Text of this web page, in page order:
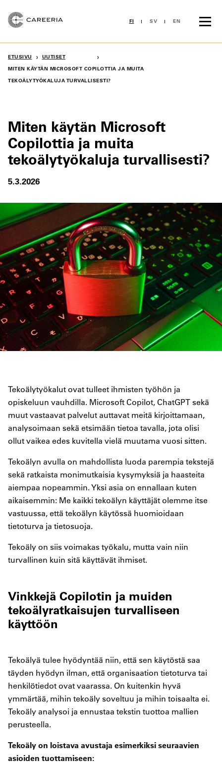
sisältöön
FI SV EN
ETUSIVU › UUTISET ›
MITEN KÄYTÄN MICROSOFT COPILOTTIA JA MUITA
TEKOÄLYTYÖKALUJA TURVALLISESTI?
Miten käytän Microsoft
Copilottia ja muita
tekoälytyökaluja turvallisesti?
5.3.2026
Tekoälytyökalut ovat tulleet ihmisten työhön ja
opiskeluun vauhdilla. Microsoft Copilot, ChatGPT sekä
muut vastaavat palvelut auttavat meitä kirjoittamaan,
analysoimaan sekä etsimään tietoa tavalla, jota olisi
ollut vaikea edes kuvitella vielä muutama vuosi sitten.
Tekoälyn avulla on mahdollista luoda parempia tekstejä
sekä ratkaista monimutkaisia kysymyksiä ja haasteita
aiempaa nopeammin. Yksi asia on ennallaan kuten
aikaisemmin: Me kaikki tekoälyn käyttäjät olemme itse
vastuussa, että tekoälyn käytössä huomioidaan
tietoturva ja tietosuoja.
Tekoäly on siis voimakas työkalu, mutta vain niin
turvallinen kuin sitä käyttävät ihmiset.
Vinkkejä Copilotin ja muiden
tekoälyratkaisujen turvalliseen
käyttöön
Tekoälyä tulee hyödyntää niin, että sen käytöstä saa
täyden hyödyn ilman, että organisaation tietoturva tai
henkilötiedot ovat vaarassa. On kuitenkin hyvä
ymmärtää, mihin tekoäly soveltuu ja mihin toisaalta ei.
Tekoäly analysoi ja ennustaa tekstin tuottoa mallien
perusteella.
Tekoäly on loistava avustaja esimerkiksi seuraavien
asioiden tuottamiseen: